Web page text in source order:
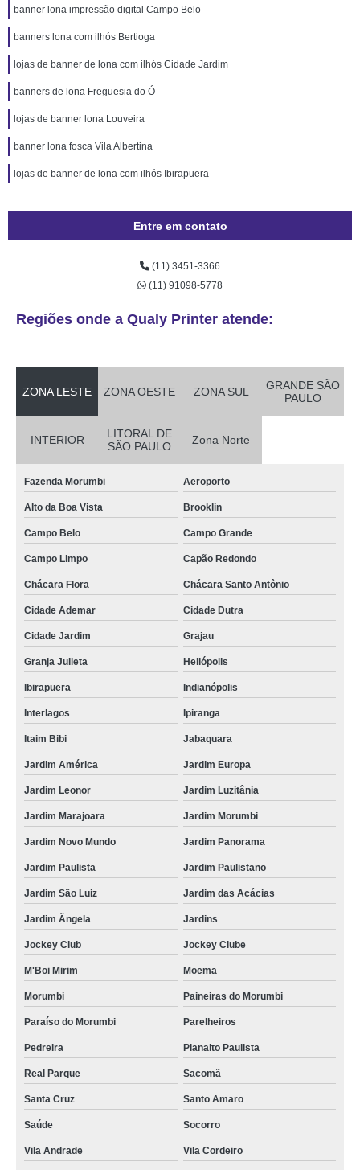
banner lona impressão digital Campo Belo
banners lona com ilhós Bertioga
lojas de banner de lona com ilhós Cidade Jardim
banners de lona Freguesia do Ó
lojas de banner lona Louveira
banner lona fosca Vila Albertina
lojas de banner de lona com ilhós Ibirapuera
Entre em contato
(11) 3451-3366
(11) 91098-5778
Regiões onde a Qualy Printer atende:
ZONA LESTE ZONA OESTE ZONA SUL
GRANDE SÃO
PAULO
INTERIOR
LITORAL DE
SÃO PAULO
Zona Norte
Fazenda Morumbi Aeroporto
Alto da Boa Vista Brooklin
Campo Belo Campo Grande
Campo Limpo Capão Redondo
Chácara Flora Chácara Santo Antônio
Cidade Ademar Cidade Dutra
Cidade Jardim Grajau
Granja Julieta Heliópolis
Ibirapuera Indianópolis
Interlagos Ipiranga
Itaim Bibi Jabaquara
Jardim América Jardim Europa
Jardim Leonor Jardim Luzitânia
Jardim Marajoara Jardim Morumbi
Jardim Novo Mundo Jardim Panorama
Jardim Paulista Jardim Paulistano
Jardim São Luiz Jardim das Acácias
Jardim Ângela Jardins
Jockey Club Jockey Clube
M'Boi Mirim Moema
Morumbi Paineiras do Morumbi
Paraíso do Morumbi Parelheiros
Pedreira Planalto Paulista
Real Parque Sacomã
Santa Cruz Santo Amaro
Saúde Socorro
Vila Andrade Vila Cordeiro